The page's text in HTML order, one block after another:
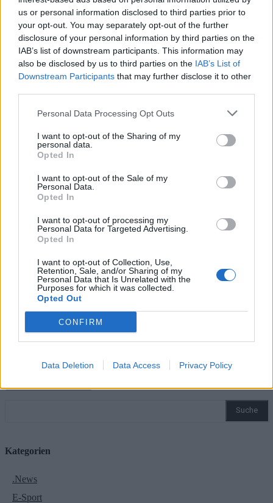
us or personal information disclosed to third parties prior to
your opt-out. You may separately opt-out of the further
disclosure of your personal information by third parties on the
IAB’s list of downstream participants. This information may
also be disclosed by us to third parties on the IAB’s List of
Downstream Participants that may further disclose it to other
Personal Data Processing Opt Outs
I want to opt-out of the Sharing of my
personal data.
Opted In
I want to opt-out of the Sale of my
Personal Data.
Opted In
I want to opt-out of processing my
Personal Data for Targeted Advertising.
Opted In
I want to opt-out of Collection, Use,
Retention, Sale, and/or Sharing of my
Personal Data that Is Unrelated with the
Purposes for which it was collected.
Opted Out
CONFIRM
Data Deletion Data Access Privacy Policy
3. August 2026
.News
Halo: Campaign Evolved erhält erstes Update – Zahlreiche Fehler behoben
31. Juli 2026
PlayStation veröffentlicht neue Quartalszahlen – PS5 erreicht 95,3
31. Juli 2026
Kommentieren Sie den Artikel
Name:*
Bitte geben Sie hier Ihren Namen ein
Mail:*
Sie haben eine falsche E-Mail-Adresse eingegeben!
Suche
Kategorien
.News
E-Sport